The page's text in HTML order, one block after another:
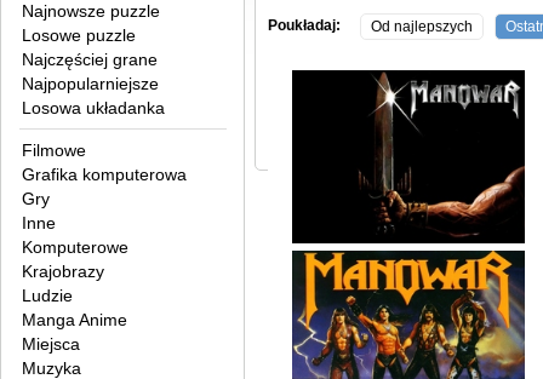
Najnowsze puzzle
Losowe puzzle
Najczęściej grane
Najpopularniejsze
Losowa układanka
Filmowe
Grafika komputerowa
Gry
Inne
Komputerowe
Krajobrazy
Ludzie
Manga Anime
Miejsca
Muzyka
Poukładaj: Od najlepszych